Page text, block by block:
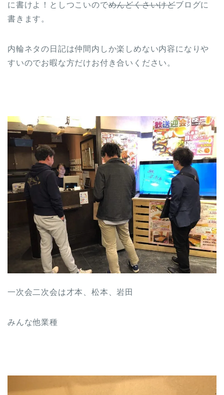
に書けよ！としつこいのでめんどくさいけどブログに
書きます。
内輪ネタの日記は仲間内しか楽しめない内容になりや
すいのでお暇な方だけお付き合いください。
一次会二次会は才本、松本、岩田
みんな他業種